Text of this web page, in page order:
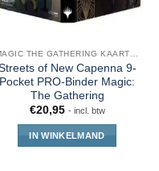
of New Capenna 9-
Pocket PRO-Binder Magic:
The Gathering
€20,95 - incl. btw
IN WINKELMAND